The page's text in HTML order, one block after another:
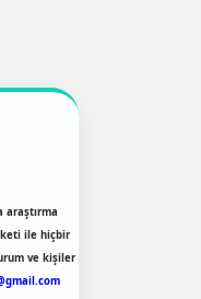
araştırma
ile hiçbir
ve kişiler